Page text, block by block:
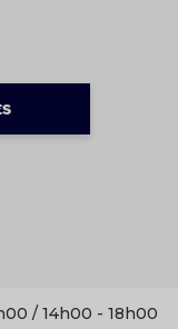
/ 14h00 - 18h00